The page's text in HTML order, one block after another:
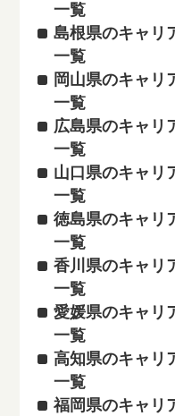
一覧
島根県のキャリ
一覧
岡山県のキャリ
一覧
広島県のキャリ
一覧
山口県のキャリ
一覧
徳島県のキャリ
一覧
香川県のキャリ
一覧
愛媛県のキャリ
一覧
高知県のキャリ
一覧
福岡県のキャリ